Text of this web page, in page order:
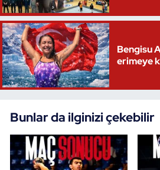
Bengisu
erimeye
Bunlar da ilginizi çekebilir